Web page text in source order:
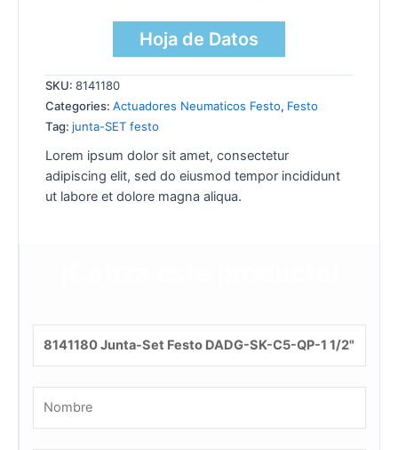
Hoja de Datos
SKU: 8141180
Categories: Actuadores Neumaticos Festo, Festo
Tag: junta-SET festo
Lorem ipsum dolor sit amet, consectetur
adipiscing elit, sed do eiusmod tempor incididunt
ut labore et dolore magna aliqua.